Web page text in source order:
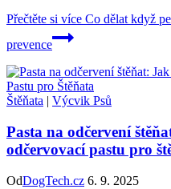
Přečtěte si více Co dělat když
prevence
Štěňata | Výcvik Psů
Pasta na odčervení
odčervovací pastu pro
OdDogTech.cz 6. 9. 2025